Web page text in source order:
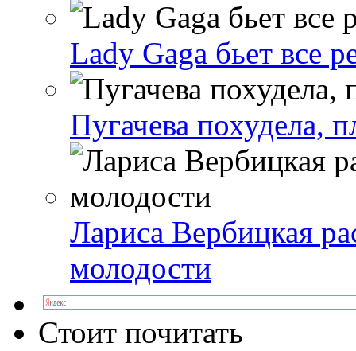
Lady Gaga бьет все
Пугачева похудела,
Лариса Вербицкая
молодости
Стоит почитать